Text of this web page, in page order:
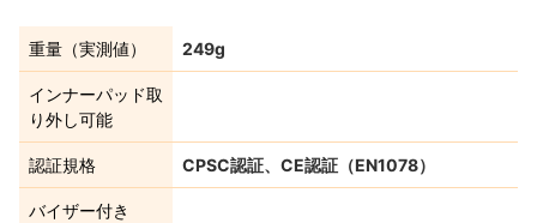
重量（実測値） 249g
インナーパッド取
り外し可能
認証規格 CPSC認証、CE認証（EN1078）
バイザー付き